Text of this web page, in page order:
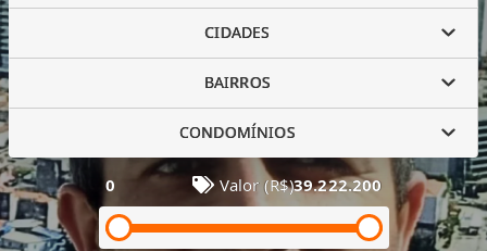
CIDADES
BAIRROS
CONDOMÍNIOS
0 Valor (R$)39.222.200